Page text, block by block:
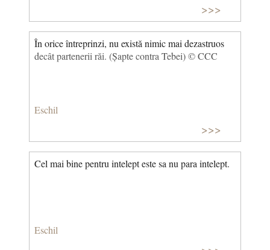
>>>
În orice întreprinzi, nu există nimic mai dezastruos
decât partenerii răi. (Șapte contra Tebei) © CCC
Eschil
>>>
Cel mai bine pentru intelept este sa nu para intelept.
Eschil